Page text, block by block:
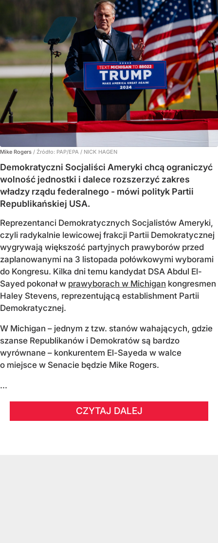
Mike Rogers / Źródło: PAP/EPA / NICK HAGEN
Demokratyczni Socjaliści Ameryki chcą ograniczyć
wolność jednostki i dalece rozszerzyć zakres
władzy rządu federalnego - mówi polityk Partii
Republikańskiej USA.
Reprezentanci Demokratycznych Socjalistów Ameryki,
czyli radykalnie lewicowej frakcji Partii Demokratycznej
wygrywają większość partyjnych prawyborów przed
zaplanowanymi na 3 listopada połówkowymi wyborami
do Kongresu. Kilka dni temu kandydat DSA Abdul El-
Sayed pokonał w prawyborach w Michigan kongresmen
Haley Stevens, reprezentującą establishment Partii
Demokratycznej.
W Michigan – jednym z tzw. stanów wahających, gdzie
szanse Republikanów i Demokratów są bardzo
wyrównane – konkurentem El-Sayeda w walce
o miejsce w Senacie będzie Mike Rogers.
...
CZYTAJ DALEJ